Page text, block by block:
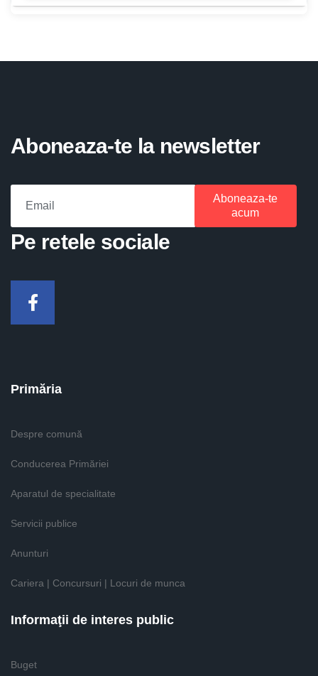
Aboneaza-te la newsletter
Aboneaza-te
acum
Pe retele sociale
Facebook
Primăria
Despre comună
Conducerea Primăriei
Aparatul de specialitate
Servicii publice
Anunturi
Cariera | Concursuri | Locuri de munca
Informaţii de interes public
Buget